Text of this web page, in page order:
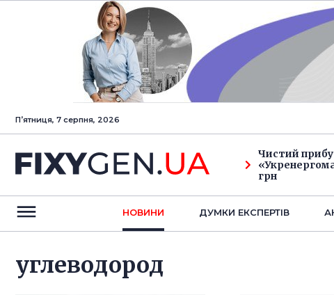
Пʼятниця, 7 серпня, 2026
Чистий
грн
НОВИНИ ДУМКИ ЕКСПЕРТIВ
углеводород